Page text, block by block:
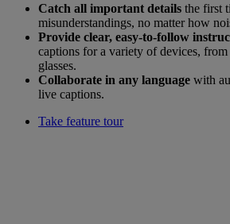
Catch all important details the first
misunderstandings, no matter how
Provide clear, easy-to-follow
captions for a variety of devices,
glasses.
Collaborate in any language with
live captions.
Take feature tour